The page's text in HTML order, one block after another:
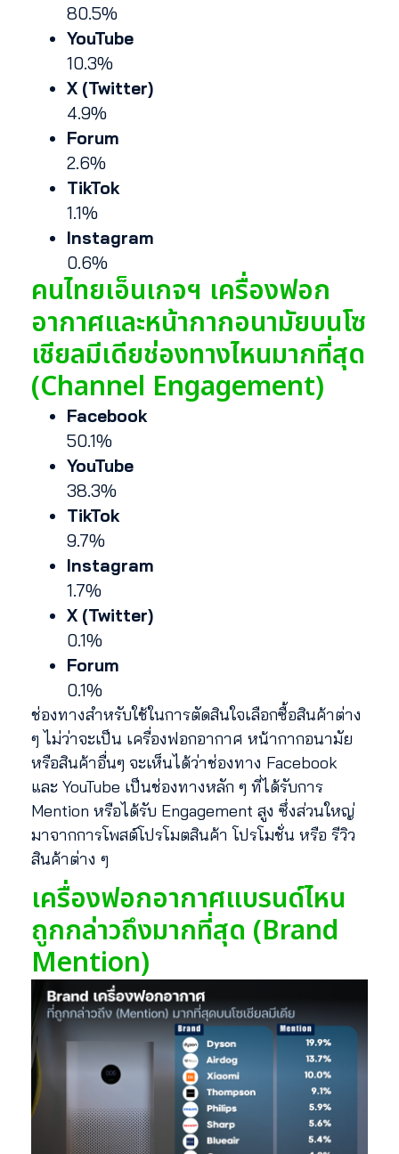
80.5%
YouTube
10.3%
X (Twitter)
4.9%
Forum
2.6%
TikTok
1.1%
Instagram
0.6%
คนไทยเอ็นเกจฯ เครื่องฟอก
อากาศและหน้ากากอนามัยบนโซ
เชียลมีเดียช่องทางไหนมากที่สุด
(Channel Engagement)
Facebook
50.1%
YouTube
38.3%
TikTok
9.7%
Instagram
1.7%
X (Twitter)
0.1%
Forum
0.1%
ช่องทางสำหรับใช้ในการตัดสินใจเลือกซื้อสินค้าต่าง
ๆ ไม่ว่าจะเป็น เครื่องฟอกอากาศ หน้ากากอนามัย
หรือสินค้าอื่นๆ จะเห็นได้ว่าช่องทาง Facebook
และ YouTube เป็นช่องทางหลัก ๆ ที่ได้รับการ
Mention หรือได้รับ Engagement สูง ซึ่งส่วนใหญ่
มาจากการโพสต์โปรโมตสินค้า โปรโมชั่น หรือ รีวิว
สินค้าต่าง ๆ
เครื่องฟอกอากาศแบรนด์ไหน
ถูกกล่าวถึงมากที่สุด (Brand
Mention)